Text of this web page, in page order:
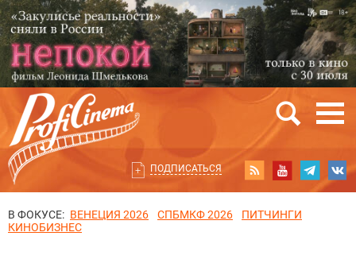
ПОДПИСАТЬСЯ
В ФОКУСЕ: ВЕНЕЦИЯ 2026 СПБМКФ 2026
ПИТЧИНГИ
КИНОБИЗНЕС